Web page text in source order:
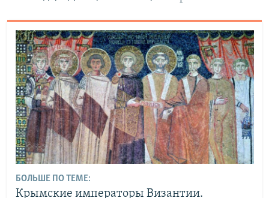
БОЛЬШЕ ПО ТЕМЕ:
Крымские императоры Византии.